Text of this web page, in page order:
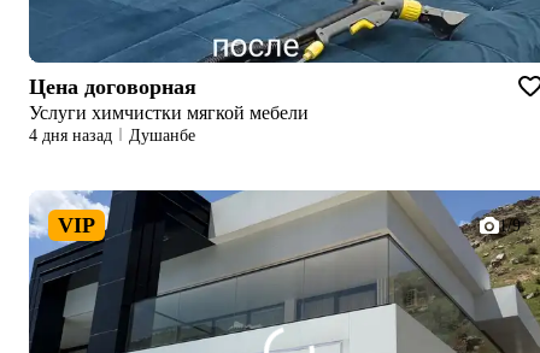
Цена договорная
Услуги химчистки мягкой мебели
4 дня назад Душанбе
VIP 1/9